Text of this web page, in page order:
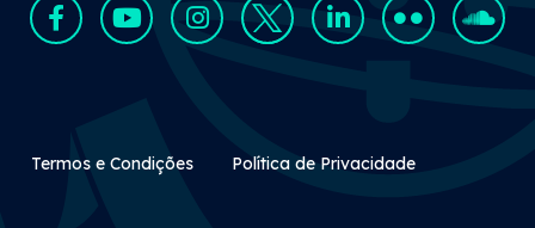
Rodapé Secundário
Termos e Condições Política de Privacidade